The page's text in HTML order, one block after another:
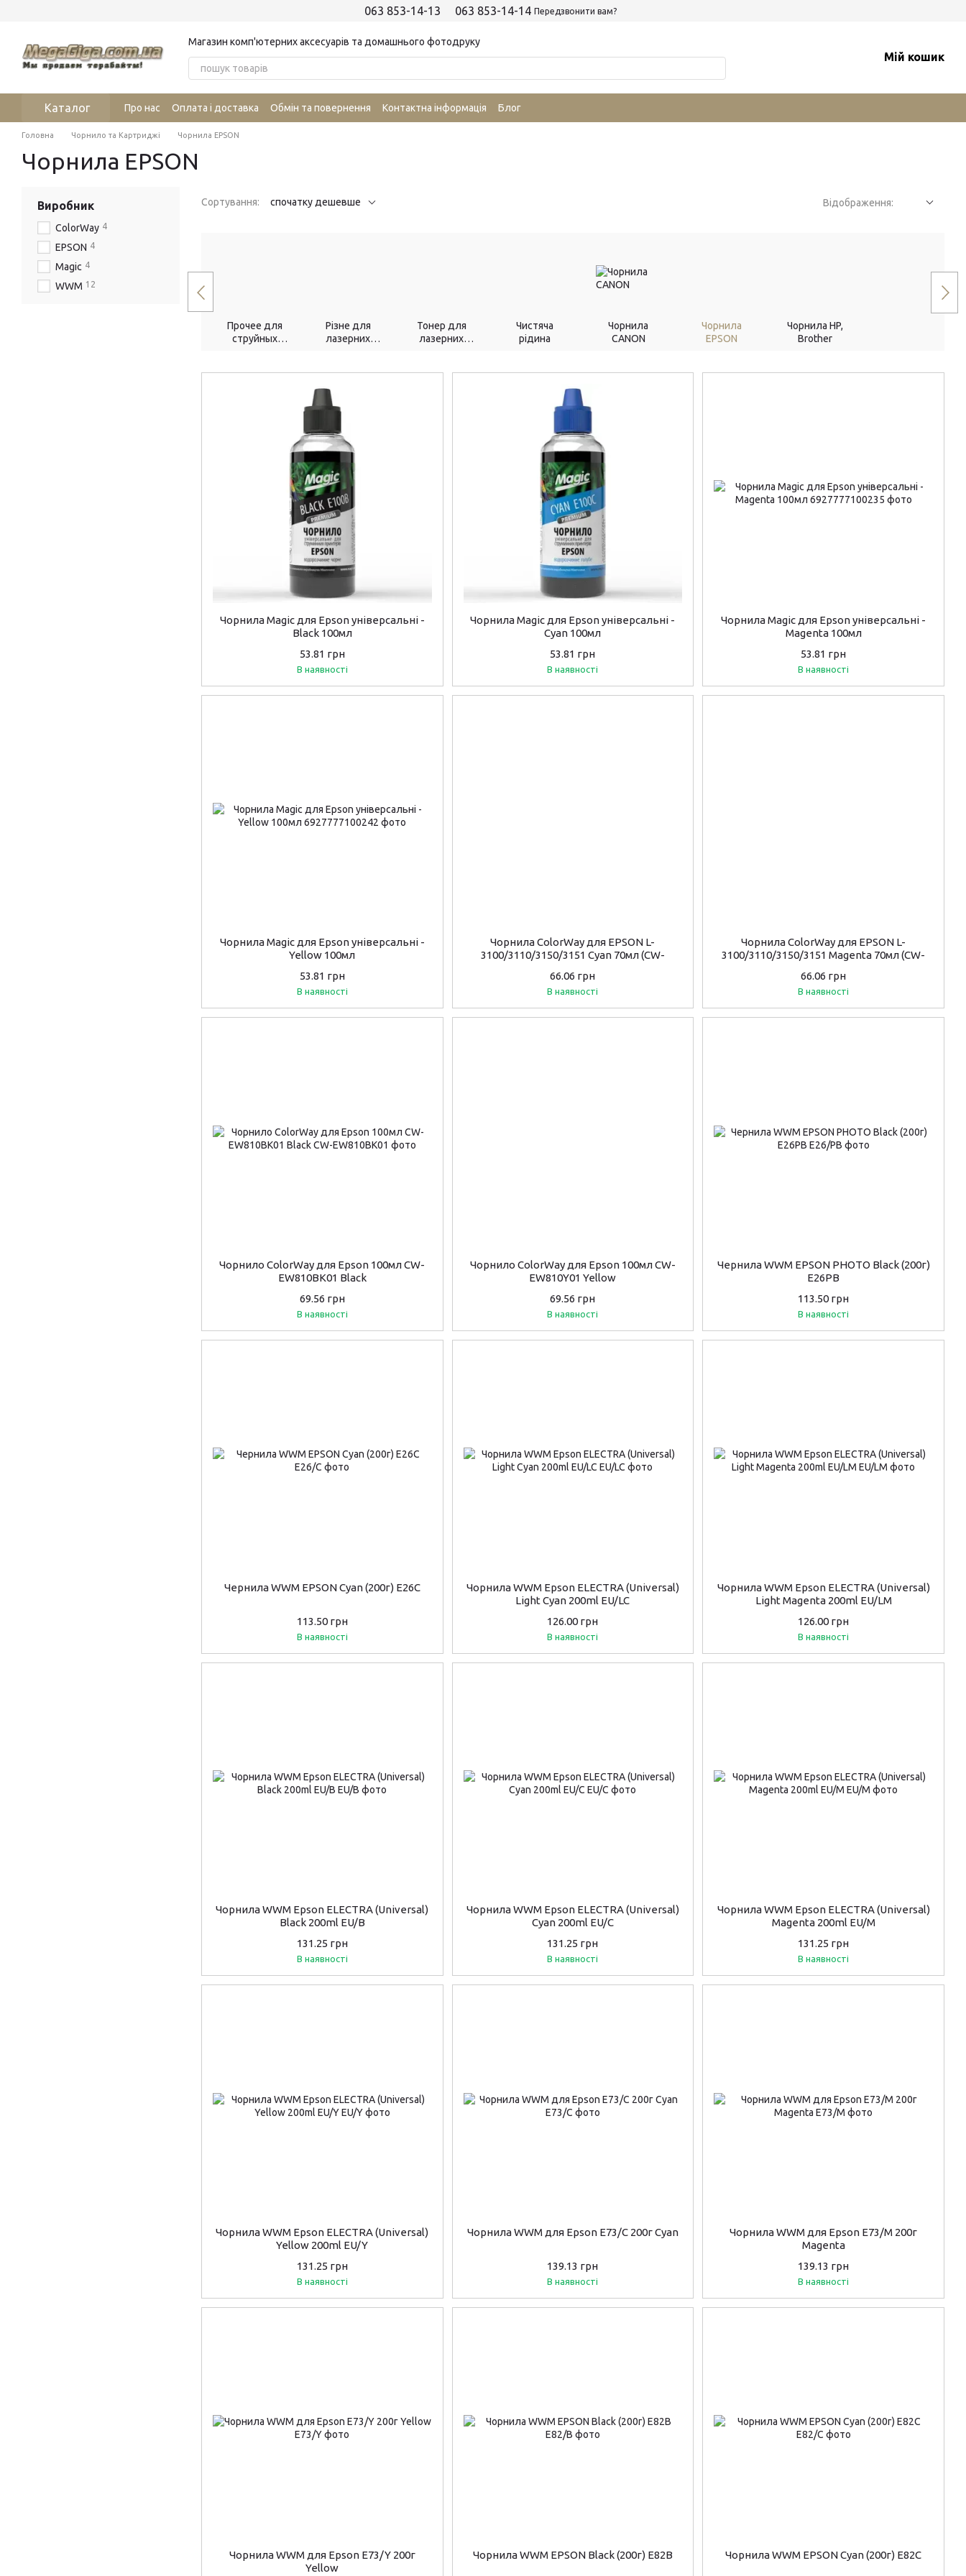
063 853-14-13 063 853-14-14 Передзвонити вам?
Магазин комп'ютерних аксесуарів та домашнього фотодруку
Мій кошик
Каталог Про нас Оплата і доставка Обмін та повернення Контактна інформація Блог
Головна Чорнило та Картриджі Чорнила EPSON
Чорнила EPSON
Сортування: спочатку дешевше Відображення:
Прочее для
струйных
Різне для
лазерних
Тонер для
лазерних
Чистяча
рідина
Чорнила
CANON
Чорнила
EPSON
Чорнила HP,
Brother
Чорнила Magic для Epson універсальні -
Black 100мл
53.81 грн
В наявності
Чорнила Magic для Epson універсальні -
Cyan 100мл
53.81 грн
В наявності
Чорнила Magic для Epson універсальні -
Magenta 100мл
53.81 грн
В наявності
Чорнила Magic для Epson універсальні -
Yellow 100мл
53.81 грн
В наявності
Чорнила ColorWay для EPSON L-
3100/3110/3150/3151 Cyan 70мл (CW-
66.06 грн
В наявності
Чорнила ColorWay для EPSON L-
3100/3110/3150/3151 Magenta 70мл (CW-
66.06 грн
В наявності
Чорнило ColorWay для Epson 100мл CW-
EW810BK01 Black
69.56 грн
В наявності
Чорнило ColorWay для Epson 100мл CW-
EW810Y01 Yellow
69.56 грн
В наявності
Чернила WWM EPSON PHOTO Black (200г)
E26PB
113.50 грн
В наявності
Чернила WWM EPSON Cyan (200г) E26C
113.50 грн
В наявності
Чорнила WWM Epson ELECTRA (Universal)
Light Cyan 200ml EU/LC
126.00 грн
В наявності
Чорнила WWM Epson ELECTRA (Universal)
Light Magenta 200ml EU/LM
126.00 грн
В наявності
Чорнила WWM Epson ELECTRA (Universal)
Black 200ml EU/B
131.25 грн
В наявності
Чорнила WWM Epson ELECTRA (Universal)
Cyan 200ml EU/C
131.25 грн
В наявності
Чорнила WWM Epson ELECTRA (Universal)
Magenta 200ml EU/M
131.25 грн
В наявності
Чорнила WWM Epson ELECTRA (Universal)
Yellow 200ml EU/Y
131.25 грн
В наявності
Чорнила WWM для Epson E73/C 200г Cyan
139.13 грн
В наявності
Чорнила WWM для Epson E73/M 200г
Magenta
139.13 грн
В наявності
Чорнила WWM для Epson E73/Y 200г
Yellow
Чорнила WWM EPSON Black (200г) E82B Чорнила WWM EPSON Cyan (200г) E82C
Виробник
ColorWay 4
EPSON 4
Magic 4
WWM 12